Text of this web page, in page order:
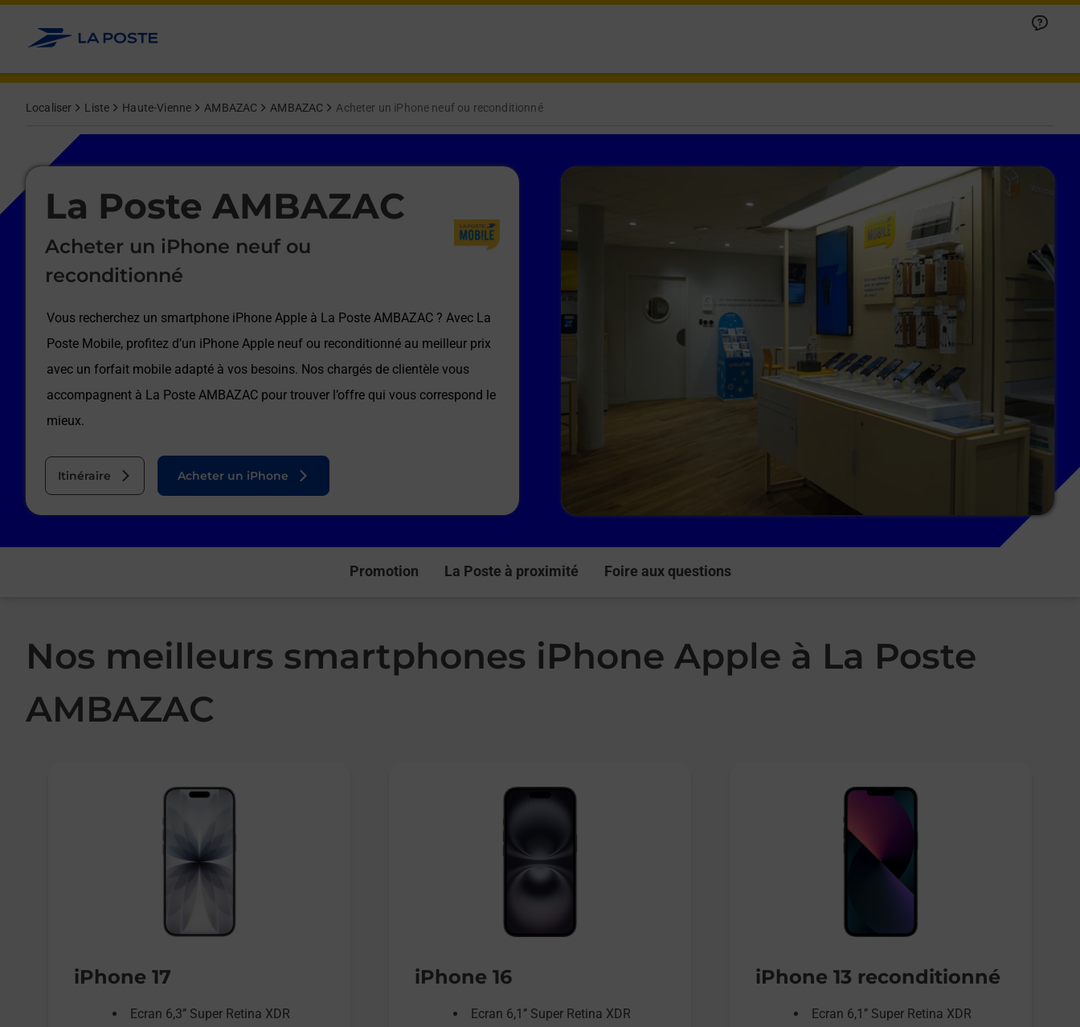
Allez au contenu
Localiser Liste Haute-Vienne AMBAZAC AMBAZAC Acheter un iPhone neuf ou reconditionné
La Poste AMBAZAC
Acheter un iPhone neuf ou
reconditionné
Vous recherchez un smartphone iPhone Apple à La Poste AMBAZAC ? Avec La
Poste Mobile, profitez d’un iPhone Apple neuf ou reconditionné au meilleur prix
avec un forfait mobile adapté à vos besoins. Nos chargés de clientèle vous
accompagnent à La Poste AMBAZAC pour trouver l’offre qui vous correspond le
mieux.
Itinéraire
Le lien s'ouvre dans un nouvel onglet
Acheter un iPhone
Promotion La Poste à proximité Foire aux questions
Nos meilleurs smartphones iPhone Apple à La Poste
AMBAZAC
iPhone 17
Ecran 6,3’’ Super Retina XDR
iPhone 16
Ecran 6,1’’ Super Retina XDR
iPhone 13 reconditionné
Ecran 6,1’’ Super Retina XDR
Le lien s'ouvre dans un nouvel onglet
Afficher ou masquer la réponse
Afficher ou masquer la réponse
Afficher ou masquer la réponse
Afficher ou masquer la réponse
Afficher ou masquer la réponse
Afficher ou masquer la réponse